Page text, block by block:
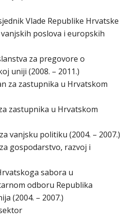
Vlade Republike Hrvatske
poslova i europskih
za pregovore o
uniji (2008. – 2011.)
za zastupnika u Hrvatskom
zastupnika u Hrvatskom
vanjsku politiku (2004. – 2007.)
gospodarstvo, razvoj i
sabora u
odboru Republika
(2004. – 2007.)